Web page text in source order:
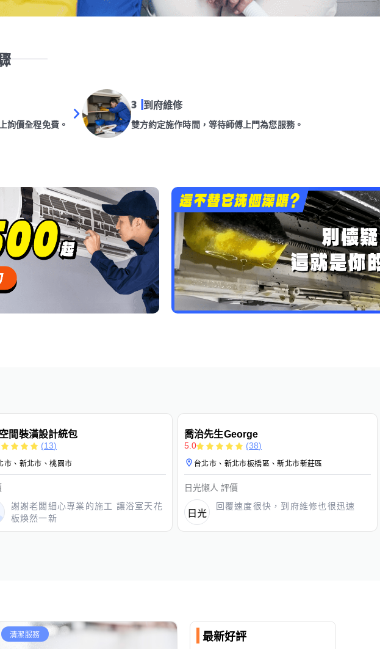
詢價全程免費。
到府維修
雙方約定施作時間，等待師傅上門為您服務。
間裝潢設計統包
(13)
市、新北市、桃園市
謝謝老闆細心專業的施工 讓浴室天花
板煥然一新
喬治先生George
5.0 (38)
台北市、新北市板橋區、新北市新莊區
日光懶人 評價
回覆速度很快，到府維修也很迅速
清潔服務 最新好評